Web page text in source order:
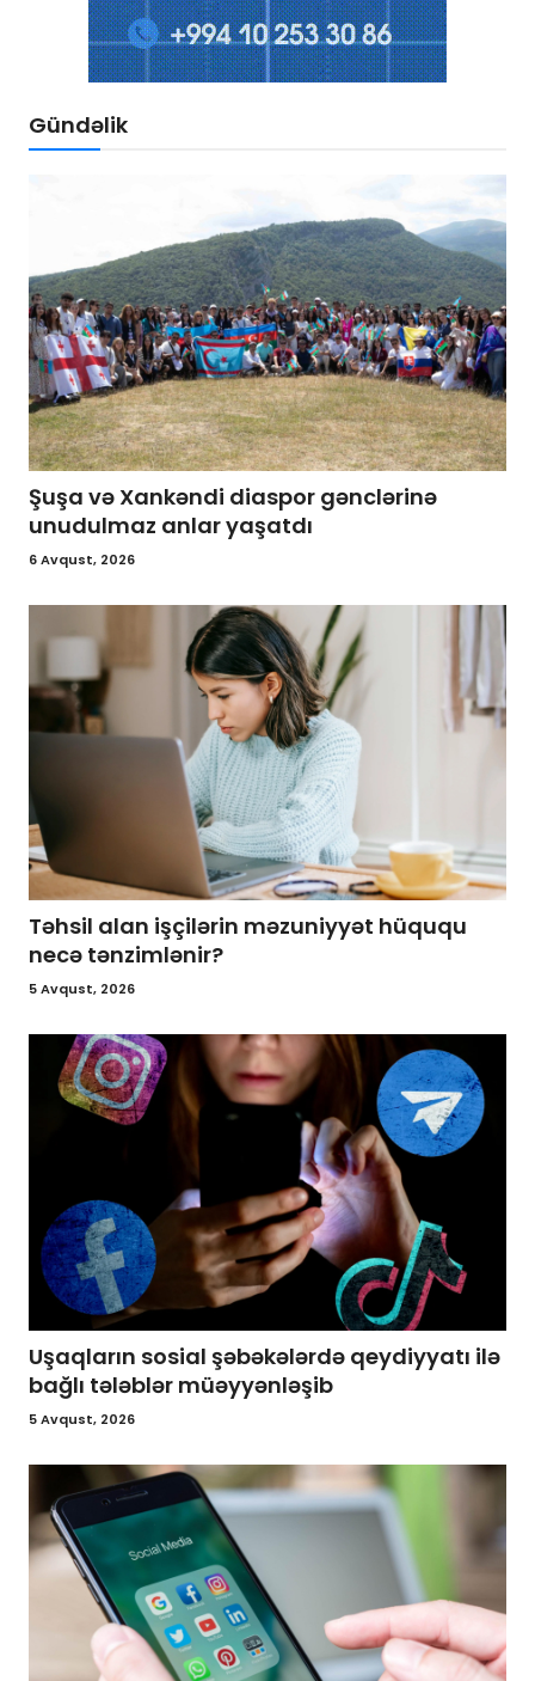
Gündəlik
Şuşa və Xankəndi diaspor gənclərinə
unudulmaz anlar yaşatdı
6 Avqust, 2026
Təhsil alan işçilərin məzuniyyət hüququ
necə tənzimlənir?
5 Avqust, 2026
Uşaqların sosial şəbəkələrdə qeydiyyatı ilə
bağlı tələblər müəyyənləşib
5 Avqust, 2026